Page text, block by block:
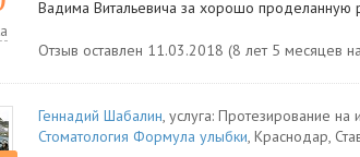
Вадима Витальевича за хорошо проделанную
Отзыв оставлен 11.03.2018 (8 лет 5 месяцев
Геннадий Шабалин, услуга: Протезирование на
Стоматология Формула улыбки, Краснодар,